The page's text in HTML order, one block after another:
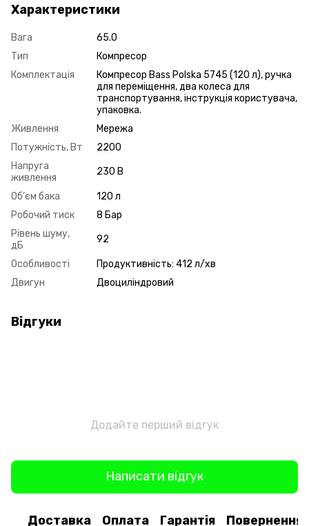
Характеристики
Вага
65.0
Тип
Компресор
Комплектація
Компресор Bass Polska 5745 (120 л), ручка
для переміщення, два колеса для
транспортування, інструкція користувача,
упаковка.
Живлення
Мережа
Потужність, Вт
2200
Напруга
живлення
230 В
Об’єм бака
120 л
Робочий тиск
8 Бар
Рівень шуму,
дБ
92
Особливості
Продуктивність: 412 л/хв
Двигун
Двоциліндровий
Відгуки
Додайте перший відгук
Написати відгук
Доставка Оплата Гарантія Повернення